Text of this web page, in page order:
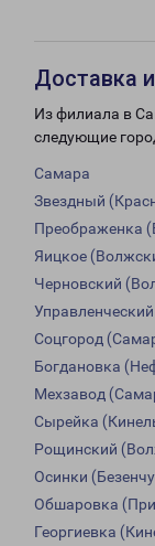
Доставка
Из филиала в
следующие
Самара
Звездный
Преображенка
Яицкое
Черновский
Соцгород
Богдановка
Мехзавод
Сырейка
Рощинский
Осинки
Обшаровка
Георгиевка